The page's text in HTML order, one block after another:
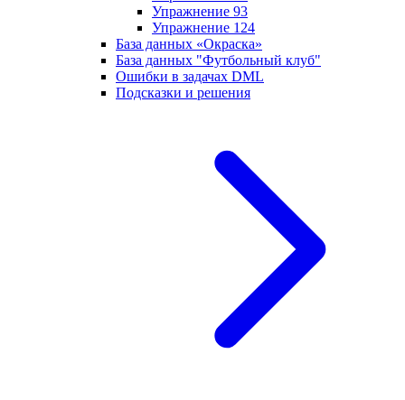
Упражнение 93
Упражнение 124
База данных «Окраска»
База данных "Футбольный клуб"
Ошибки в задачах DML
Подсказки и решения